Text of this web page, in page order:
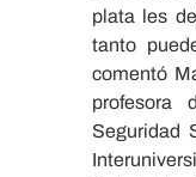
plata les
tanto
comentó
profesora
Seguridad